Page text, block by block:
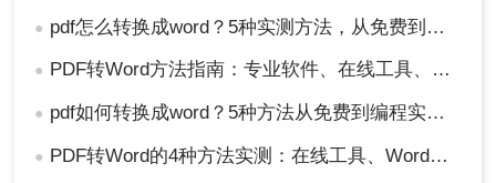
● pdf怎么转换成word？5种实测方法，从免费到专业全攻略！
● PDF转Word方法指南：专业软件、在线工具、Word内置与改后缀名4种方案对比！
● pdf如何转换成word？5种方法从免费到编程实测对比！
● PDF转Word的4种方法实测：在线工具、Word、Adobe与开源软件对比！！